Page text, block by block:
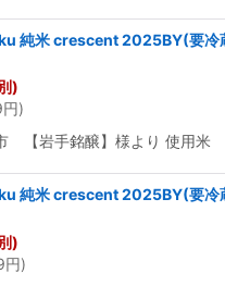
純米 crescent 2025BY(要
)
円)
市 【岩手銘醸】様より 使
純米 crescent 2025BY(要
)
円)